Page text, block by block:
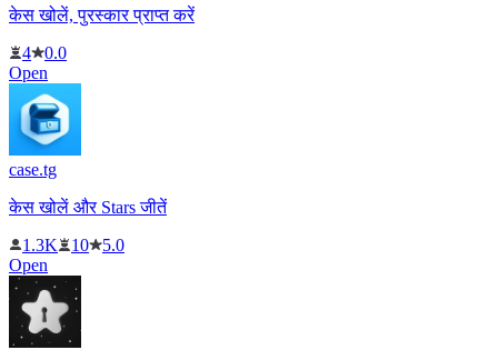
केस खोलें, पुरस्कार प्राप्त करें
4
0.0
Open
case.tg
केस खोलें और Stars जीतें
1.3K
10
5.0
Open